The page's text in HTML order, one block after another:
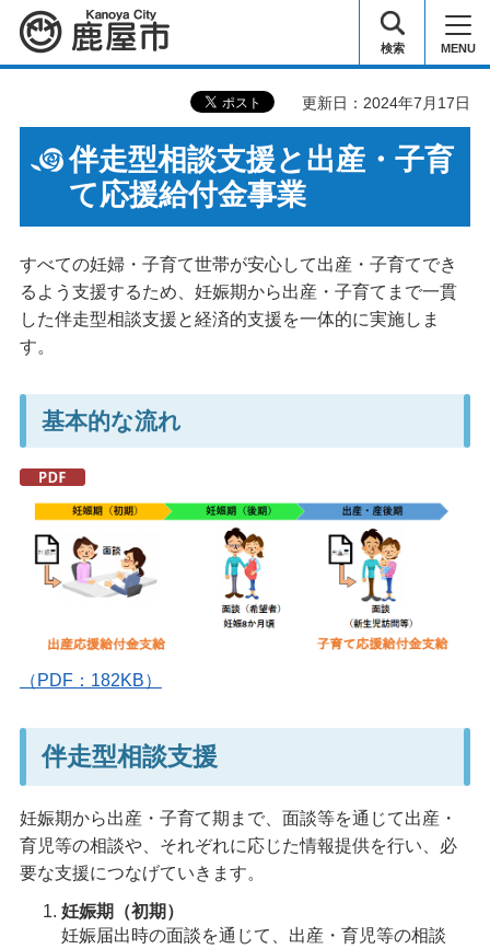
鹿屋市 検索 MENU
更新日：2024年7月17日
伴走型相談支援と出産・子育
て応援給付金事業
すべての妊婦・子育て世帯が安心して出産・子育てでき
るよう支援するため、妊娠期から出産・子育てまで一貫
した伴走型相談支援と経済的支援を一体的に実施しま
す。
基本的な流れ
（PDF：182KB）
伴走型相談支援
妊娠期から出産・子育て期まで、面談等を通じて出産・
育児等の相談や、それぞれに応じた情報提供を行い、必
要な支援につなげていきます。
妊娠期（初期）
妊娠届出時の面談を通じて、出産・育児等の相談